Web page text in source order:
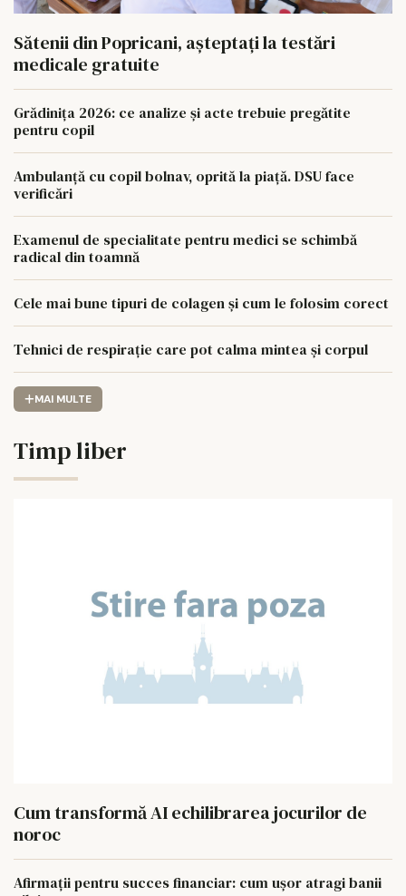
Sătenii din Popricani, așteptați la testări
medicale gratuite
Grădinița 2026: ce analize și acte trebuie pregătite
pentru copil
Ambulanță cu copil bolnav, oprită la piață. DSU face
verificări
Examenul de specialitate pentru medici se schimbă
radical din toamnă
Cele mai bune tipuri de colagen și cum le folosim corect
Tehnici de respirație care pot calma mintea și corpul
MAI MULTE
Timp liber
Cum transformă AI echilibrarea jocurilor de
noroc
Afirmații pentru succes financiar: cum ușor atragi banii